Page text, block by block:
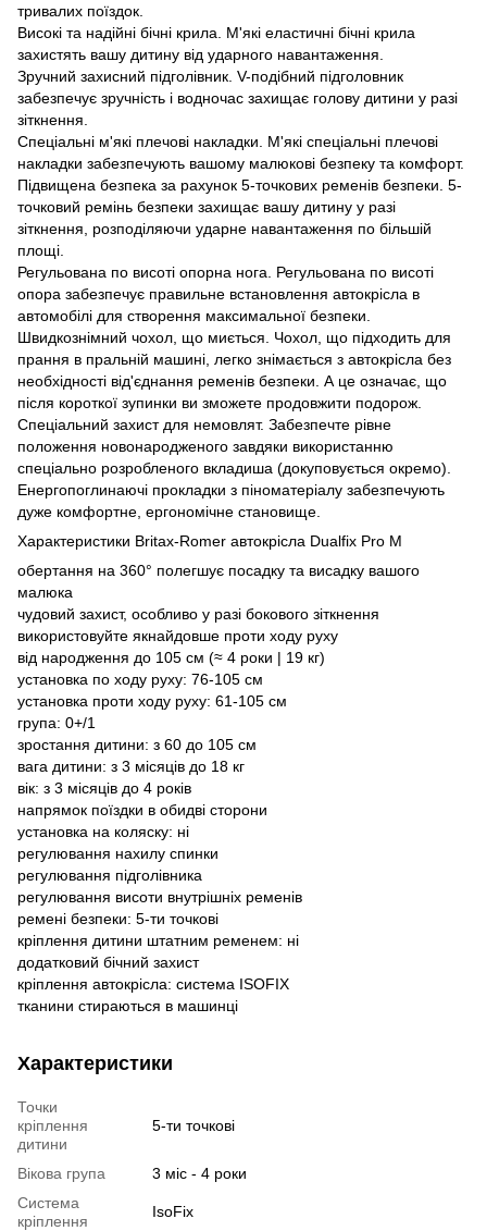
тривалих поїздок.
Високі та надійні бічні крила. М'які еластичні бічні крила
захистять вашу дитину від ударного навантаження.
Зручний захисний підголівник. V-подібний підголовник
забезпечує зручність і водночас захищає голову дитини у разі
зіткнення.
Спеціальні м'які плечові накладки. М'які спеціальні плечові
накладки забезпечують вашому малюкові безпеку та комфорт.
Підвищена безпека за рахунок 5-точкових ременів безпеки. 5-
точковий ремінь безпеки захищає вашу дитину у разі
зіткнення, розподіляючи ударне навантаження по більшій
площі.
Регульована по висоті опорна нога. Регульована по висоті
опора забезпечує правильне встановлення автокрісла в
автомобілі для створення максимальної безпеки.
Швидкознімний чохол, що миється. Чохол, що підходить для
прання в пральній машині, легко знімається з автокрісла без
необхідності від'єднання ременів безпеки. А це означає, що
після короткої зупинки ви зможете продовжити подорож.
Спеціальний захист для немовлят. Забезпечте рівне
положення новонародженого завдяки використанню
спеціально розробленого вкладиша (докуповується окремо).
Енергопоглинаючі прокладки з піноматеріалу забезпечують
дуже комфортне, ергономічне становище.
Характеристики Britax-Romer автокрісла Dualfix Pro М
обертання на 360° полегшує посадку та висадку вашого
малюка
чудовий захист, особливо у разі бокового зіткнення
використовуйте якнайдовше проти ходу руху
від народження до 105 см (≈ 4 роки | 19 кг)
установка по ходу руху: 76-105 см
установка проти ходу руху: 61-105 см
група: 0+/1
зростання дитини: з 60 до 105 см
вага дитини: з 3 місяців до 18 кг
вік: з 3 місяців до 4 років
напрямок поїздки в обидві сторони
установка на коляску: ні
регулювання нахилу спинки
регулювання підголівника
регулювання висоти внутрішніх ременів
ремені безпеки: 5-ти точкові
кріплення дитини штатним ременем: ні
додатковий бічний захист
кріплення автокрісла: система ISOFIX
тканини стираються в машинці
Характеристики
Точки
кріплення
дитини
5-ти точкові
Вікова група
3 міс - 4 роки
Система
кріплення
IsoFix